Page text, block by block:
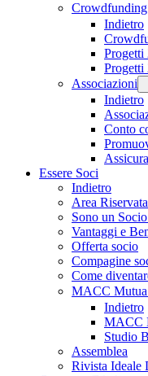
Indietro
Progetti
Progetti
Associazioni
Indietro
Conto
Essere Soci
Indietro
Area
Sono un
Vantaggi e
Offerta socio
Compagine
Come
MACC Mutua
Indietro
MACC
Studio
Assemblea
Rivista Ideale